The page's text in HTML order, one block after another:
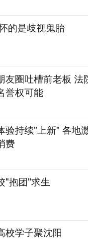
的是歧视鬼胎
友圈吐槽前老板 法
誉权可能
验持续"上新" 各地
费
"抱团"求生
校学子聚沈阳